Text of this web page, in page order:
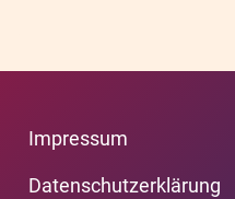
Impressum
Datenschutzerklärung